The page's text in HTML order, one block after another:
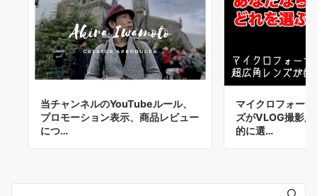
当チャンネルのYouTubeルール、
プロモーション表示、商品レビュー
につ…
マイクロフォー
ズがVLOG撮影
的に選…